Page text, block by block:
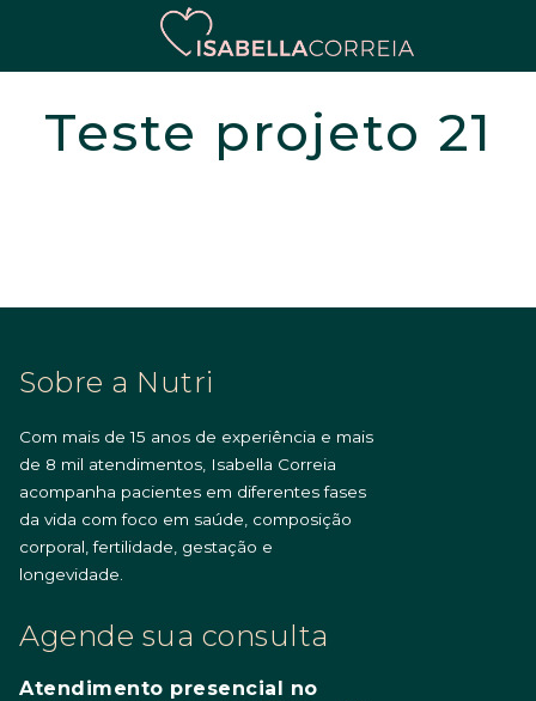
Teste projeto 21
Sobre a Nutri
Com mais de 15 anos de experiência e mais
de 8 mil atendimentos, Isabella Correia
acompanha pacientes em diferentes fases
da vida com foco em saúde, composição
corporal, fertilidade, gestação e
longevidade.
Agende sua consulta
Atendimento presencial no